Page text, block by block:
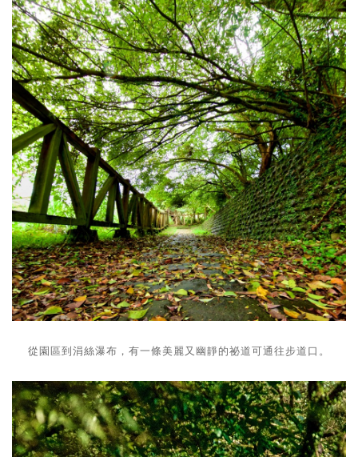
從園區到涓絲瀑布，有一條美麗又幽靜的祕道可通往步道口。